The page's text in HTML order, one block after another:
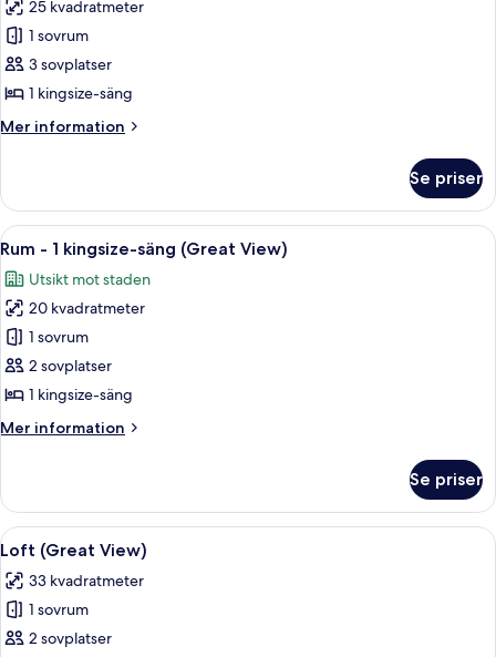
foton
för
Rum
(King
with
Sofa
25 kvadratmeter
1 sovrum
3 sovplatser
1 kingsize-säng
Mer information
Mer
(King
with
Sofa
Se priser
Öppna
alla
foton
för
Rum
-
1
säng
Ett modernt sovrum med utsikt över
6
Rum - 1 kingsize-säng (Great View)
Utsikt mot staden
20 kvadratmeter
1 sovrum
2 sovplatser
1 kingsize-säng
Mer information
Mer
-
kingsize-
(Great
View)
Se priser
Öppna
alla
foton
för
Loft
Ett modernt hotellrum med ett stort
5
Loft (Great View)
33 kvadratmeter
1 sovrum
2 sovplatser